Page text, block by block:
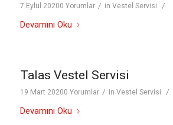
7 Eylül 20200 Yorumlar / in Vestel Servisi /
Devamını Oku
Talas Vestel Servisi
19 Mart 20200 Yorumlar / in Vestel Servisi /
Devamını Oku